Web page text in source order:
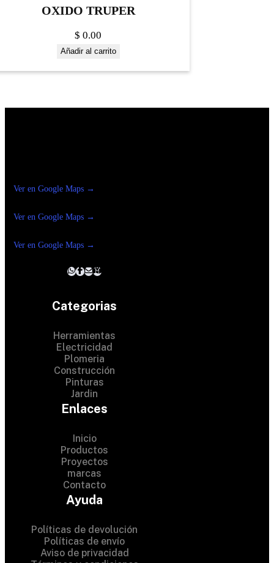
OXIDO TRUPER
$ 0.00
Añadir al carrito
Ver en Google Maps →
Ver en Google Maps →
Ver en Google Maps →
Categorias
Herramientas
Electricidad
Plomeria
Construcción
Pinturas
Jardin
Enlaces
Inicio
Productos
Proyectos
marcas
Contacto
Ayuda
Políticas de devolución
Políticas de envío
Aviso de privacidad